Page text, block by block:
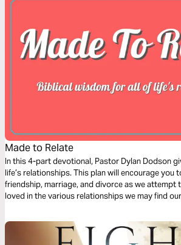
Made to Relate
In this 4-part devotional, Pastor Dylan Dodson
life’s relationships. This plan will encourage you
friendship, marriage, and divorce as we attempt
loved in the various relationships we may find